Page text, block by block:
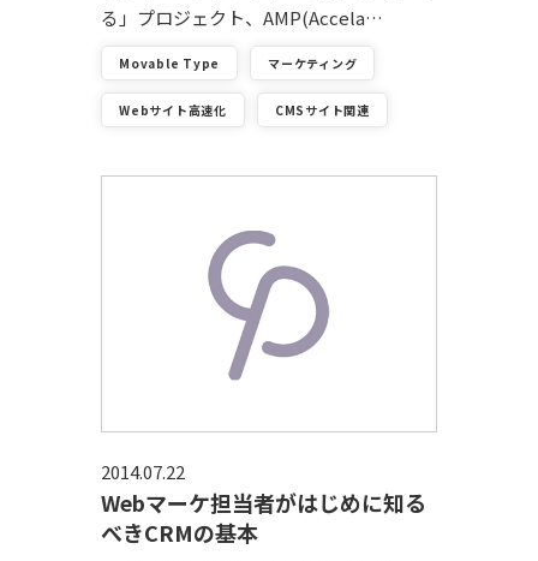
る」プロジェクト、AMP(Accela…
Movable Type マーケティング
Webサイト高速化 CMSサイト関連
Webマーケ担当者がはじめに知る
べきCRMの基本
2014.07.22